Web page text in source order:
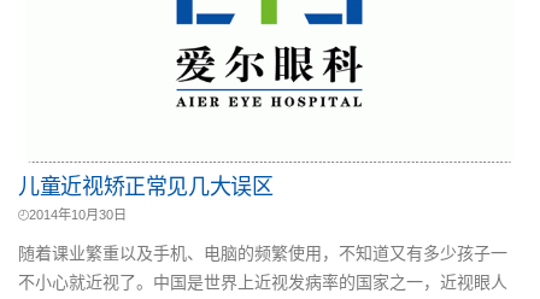
儿童近视矫正常见几大误区
2014年10月30日
随着课业繁重以及手机、电脑的频繁使用，不知道又有多少孩子一
不小心就近视了。中国是世界上近视发病率的国家之一，近视眼人